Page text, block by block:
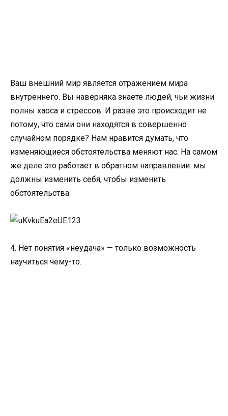
Ваш внешний мир является отражением мира
внутреннего. Вы наверняка знаете людей, чьи жизни
полны хаоса и стрессов. И разве это происходит не
потому, что сами они находятся в совершенно
случайном порядке? Нам нравится думать, что
изменяющиеся обстоятельства меняют нас. На самом
же деле это работает в обратном направлении: мы
должны изменить себя, чтобы изменить
обстоятельства.
4. Нет понятия «неудача» — только возможность
научиться чему-то.